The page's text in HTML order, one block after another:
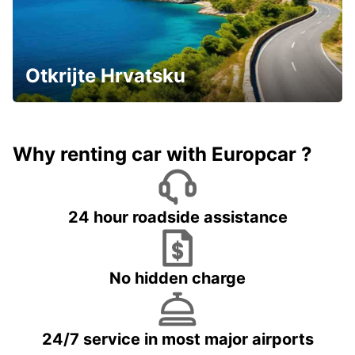
FUKUOKA AIRPORT INTERNATIONAL
TERMINAL
NARITA INTERNATIONAL AIRPORT
NAGASAKI AIRPORT
Why renting car with Europcar ?
24 hour roadside assistance
No hidden charge